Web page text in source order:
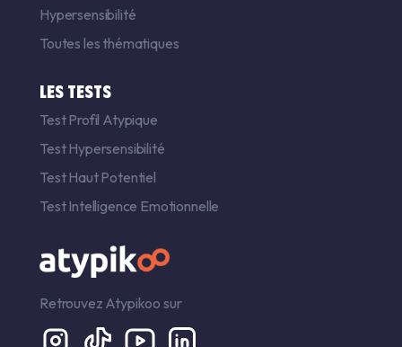
Hypersensibilité
Toutes les thématiques
LES TESTS
Test Profil Atypique
Test Hypersensibilité
Test Haut Potentiel
Test Intelligence Emotionnelle
Retrouvez Atypikoo sur